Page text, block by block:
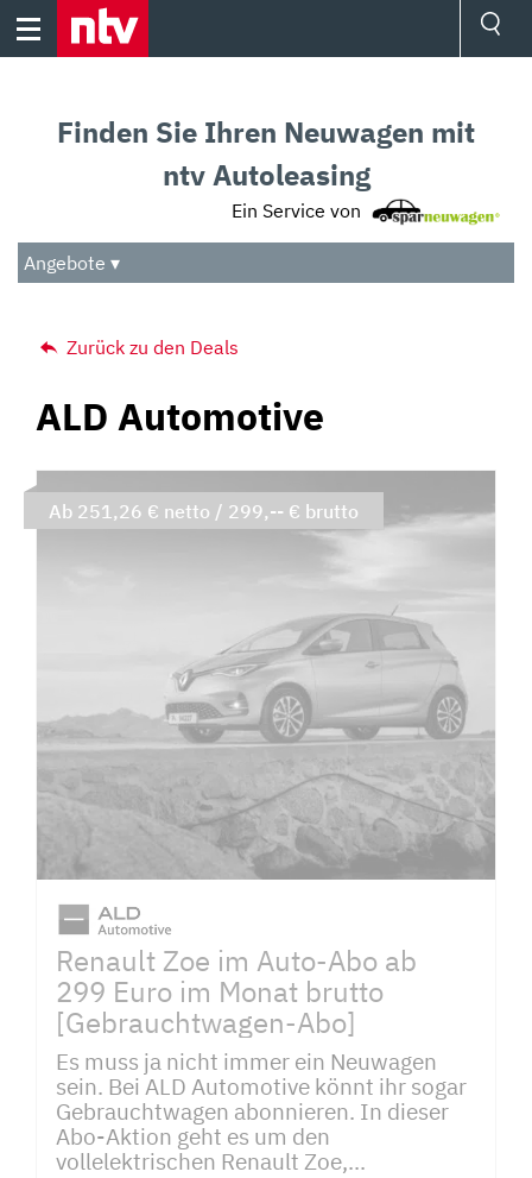
Skip
Audio
Das Beste
Finden Sie Ihren Neuwagen mit
ntv Autoleasing
Ein Service von
Angebote ▾
Zurück zu den Deals
ALD Automotive
Renault Zoe im Auto-Abo ab
299 Euro im Monat brutto
[Gebrauchtwagen-Abo]
Es muss ja nicht immer ein Neuwagen
sein. Bei ALD Automotive könnt ihr sogar
Gebrauchtwagen abonnieren. In dieser
Abo-Aktion geht es um den
vollelektrischen Renault Zoe,...
Ab 251,26 € netto / 299,-- € brutto